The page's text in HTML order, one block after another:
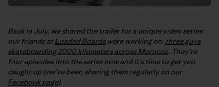
Back in July, we shared the trailer for a unique video series
our friends atLoaded Boardswere working on: three guys
skateboarding 2000 kilometers across Morocco. They’re
four episodes into the series now and it’s time to get you
caught up (we’ve been sharing them regularly on our
Facebook page).